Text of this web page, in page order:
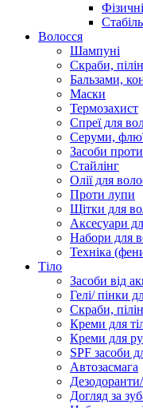
Волосся
Шампуні
Скраби,
Бальзами,
Маски
Термозахист
Спреї для
Серуми,
Засоби
Стайлінг
Олії для
Проти лупи
Щітки для
Аксесуари
Набори для
Техніка
Тіло
Засоби від
Гелі/ пінки
Скраби,
Креми для
Креми для
SPF засоби
Автозасмага
Догляд за